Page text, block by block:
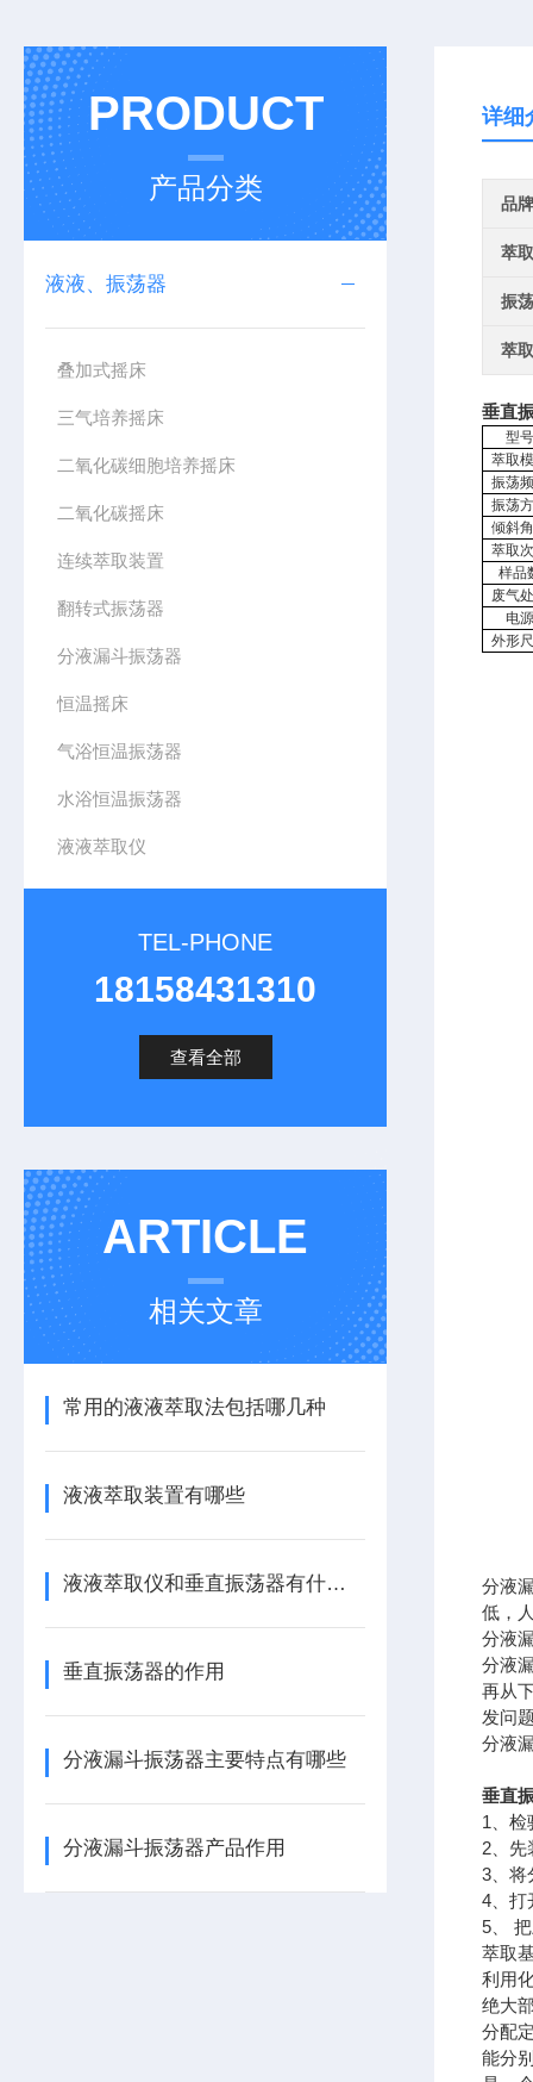
PRODUCT
产品分类
液液、振荡器
叠加式摇床
三气培养摇床
二氧化碳细胞培养摇床
二氧化碳摇床
连续萃取装置
翻转式振荡器
分液漏斗振荡器
恒温摇床
气浴恒温振荡器
水浴恒温振荡器
液液萃取仪
TEL-PHONE
18158431310
查看全部
ARTICLE
相关文章
常用的液液萃取法包括哪几种
液液萃取装置有哪些
液液萃取仪和垂直振荡器有什么区别
垂直振荡器的作用
分液漏斗振荡器主要特点有哪些
分液漏斗振荡器产品作用
详细
品牌
萃
振
萃
垂直
型号
萃取
振荡
振荡
倾斜
萃取
样品
废气
电源
外形
分液
低，
分液
分液
再从
发问
分液
垂直
1、检
2、先
3、将
4、打
5、
萃取
利用
绝大
分配
能分